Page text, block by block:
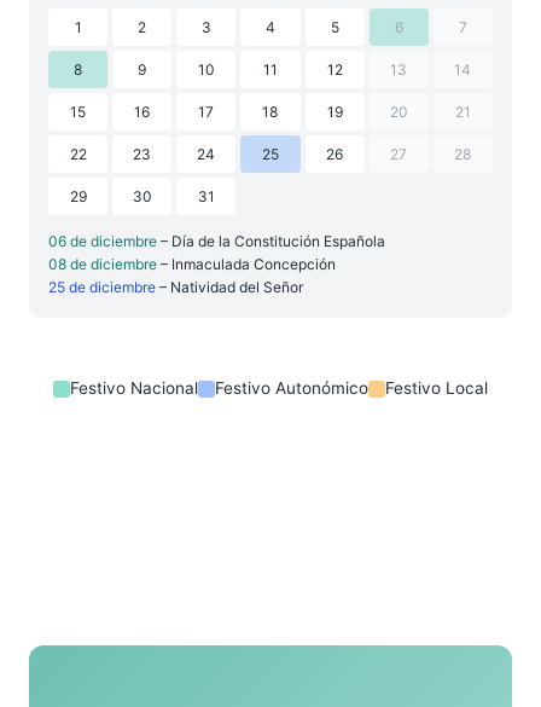
1 2 3 4 5 6 7
8 9 10 11 12 13 14
15 16 17 18 19 20 21
22 23 24 25 26 27 28
29 30 31
06 de diciembre – Día de la Constitución Española
08 de diciembre – Inmaculada Concepción
25 de diciembre – Natividad del Señor
Festivo Nacional Festivo Autonómico Festivo Local